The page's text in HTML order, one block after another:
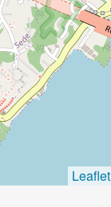
Leaflet